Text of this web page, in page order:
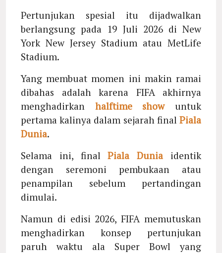
Pertunjukan spesial itu dijadwalkan
berlangsung pada 19 Juli 2026 di New
York New Jersey Stadium atau MetLife
Stadium.
Yang membuat momen ini makin ramai
dibahas adalah karena FIFA akhirnya
menghadirkan halftime showuntuk
pertama kalinya dalam sejarah final Piala
Dunia.
Selama ini, finalPiala Dunia identik
dengan seremoni pembukaan atau
penampilan sebelum pertandingan
dimulai.
Namun di edisi 2026, FIFA memutuskan
menghadirkan konsep pertunjukan
paruh waktu ala Super Bowl yang